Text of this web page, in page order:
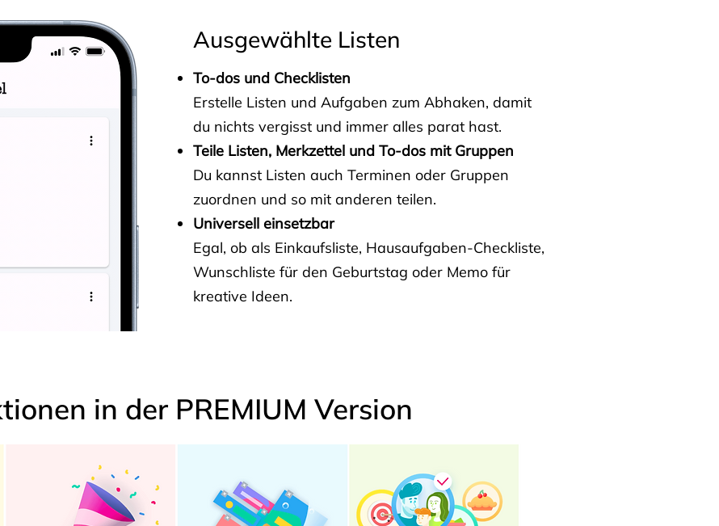
Ausgewählte Listen
To-dos und Checklisten
Erstelle Listen und Aufgaben zum Abhaken, damit
du nichts vergisst und immer alles parat hast.
Teile Listen, Merkzettel und To-dos mit Gruppen
Du kannst Listen auch Terminen oder Gruppen
zuordnen und so mit anderen teilen.
Universell einsetzbar
Egal, ob als Einkaufsliste, Hausaufgaben-Checkliste,
Wunschliste für den Geburtstag oder Memo für
kreative Ideen.
in der PREMIUM Version